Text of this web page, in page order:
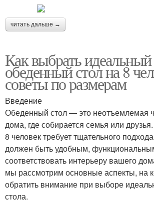
читать дальше →
Как выбрать идеальный
обеденный стол на 8
советы по размерам
Введение
Обеденный стол — это неотъемлемая
дома, где собирается семья или
8 человек требует тщательного
должен быть удобным,
соответствовать интерьеру вашего
мы рассмотрим основные аспекты, на
обратить внимание при выборе
стола.